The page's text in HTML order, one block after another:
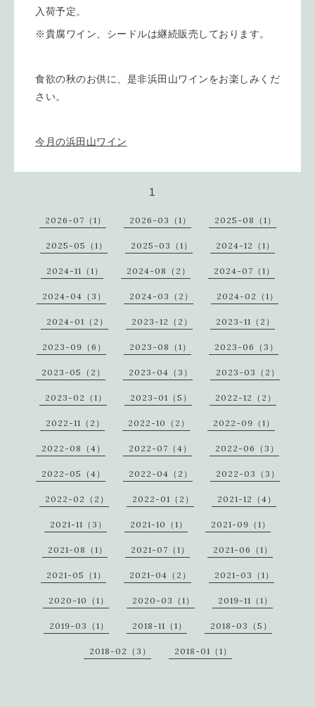
入荷予定。
※貴腐ワイン、シードルは継続販売しております。
食欲の秋のお供に、是非浜田山ワインをお楽しみくだ
さい。
今月の浜田山ワイン
1
2026-07（1） 2026-03（1） 2025-08（1）
2025-05（1） 2025-03（1） 2024-12（1）
2024-11（1） 2024-08（2） 2024-07（1）
2024-04（3） 2024-03（2） 2024-02（1）
2024-01（2） 2023-12（2） 2023-11（2）
2023-09（6） 2023-08（1） 2023-06（3）
2023-05（2） 2023-04（3） 2023-03（2）
2023-02（1） 2023-01（5） 2022-12（2）
2022-11（2） 2022-10（2） 2022-09（1）
2022-08（4） 2022-07（4） 2022-06（3）
2022-05（4） 2022-04（2） 2022-03（3）
2022-02（2） 2022-01（2） 2021-12（4）
2021-11（3） 2021-10（1） 2021-09（1）
2021-08（1） 2021-07（1） 2021-06（1）
2021-05（1） 2021-04（2） 2021-03（1）
2020-10（1） 2020-03（1） 2019-11（1）
2019-03（1） 2018-11（1） 2018-03（5）
2018-02（3） 2018-01（1）